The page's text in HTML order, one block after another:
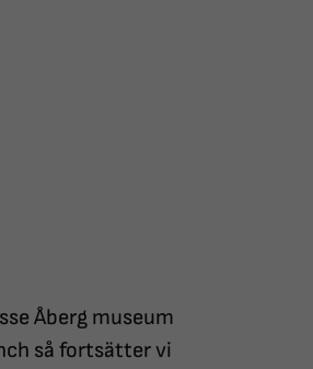
Åberg museum
så fortsätter vi